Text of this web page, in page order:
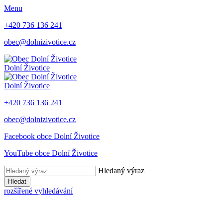
Menu
+420 736 136 241
obec@dolnizivotice.cz
Dolní Životice
Dolní Životice
+420 736 136 241
obec@dolnizivotice.cz
Facebook obce Dolní Životice
YouTube obce Dolní Životice
Hledaný výraz
Hledat
rozšířené vyhledávání